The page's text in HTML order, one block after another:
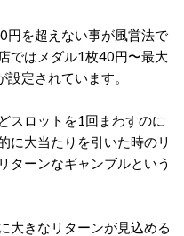
円を超えない事が風営法で
ではメダル1枚40円〜最大
定されています。
スロットを1回まわすのに
に大当たりを引いた時のリ
ターンなギャンブルという
大きなリターンが見込める